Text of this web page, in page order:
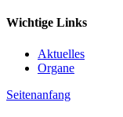
Wichtige Links
Aktuelles
Organe
Seitenanfang